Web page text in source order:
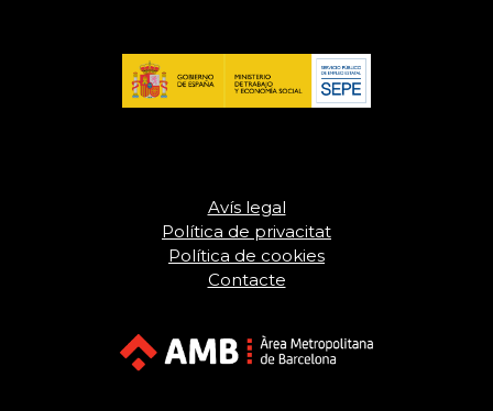
Avís legal
Política de privacitat
Política de cookies
Contacte